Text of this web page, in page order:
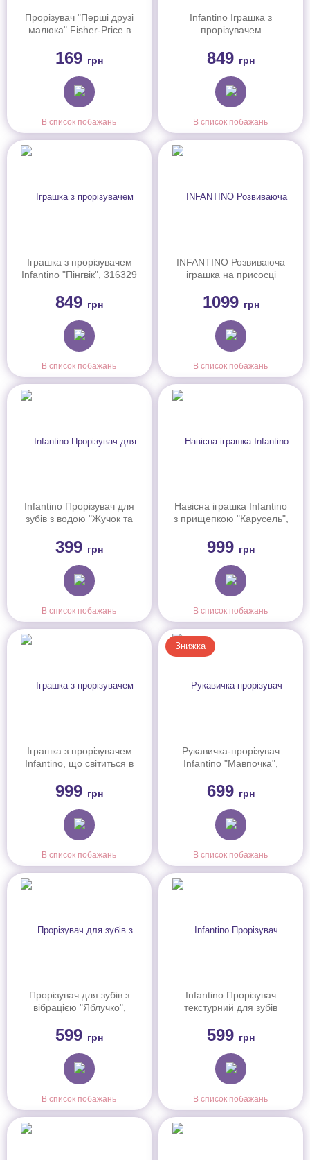
Прорізувач "Перші друзі
малюка" Fisher-Price в
169 грн
В список побажань
Infantino Іграшка з
прорізувачем
849 грн
В список побажань
Іграшка з прорізувачем
Infantino "Пінгвік", 316329
849 грн
В список побажань
INFANTINO Розвиваюча
іграшка на присосці
216571
1099 грн
В список побажань
Infantino Прорізувач для
зубів з водою "Жучок та
399 грн
В список побажань
Навісна іграшка Infantino
з прищепкою "Карусель",
999 грн
В список побажань
Іграшка з прорізувачем
Infantino, що світиться в
302035
999 грн
В список побажань
Знижка
Рукавичка-прорізувач
Infantino "Мавпочка",
699 грн
В список побажань
Прорізувач для зубів з
вібрацією "Яблучко",
599 грн
В список побажань
Infantino Прорізувач
текстурний для зубів
599 грн
В список побажань